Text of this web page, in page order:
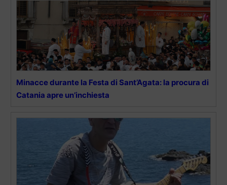
Minacce durante la Festa di Sant’Agata: la procura di
Catania apre un’inchiesta